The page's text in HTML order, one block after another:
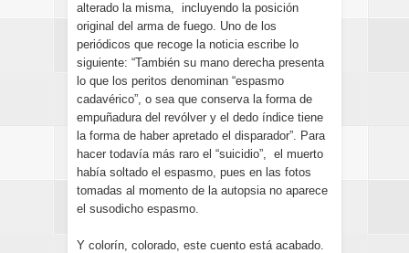
alterado la misma, incluyendo la posición
original del arma de fuego. Uno de los
periódicos que recoge la noticia escribe lo
siguiente: “También su mano derecha presenta
lo que los peritos denominan “espasmo
cadavérico”, o sea que conserva la forma de
empuñadura del revólver y el dedo índice tiene
la forma de haber apretado el disparador”. Para
hacer todavía más raro el “suicidio”, el muerto
había soltado el espasmo, pues en las fotos
tomadas al momento de la autopsia no aparece
el susodicho espasmo.
Y colorín, colorado, este cuento está acabado.